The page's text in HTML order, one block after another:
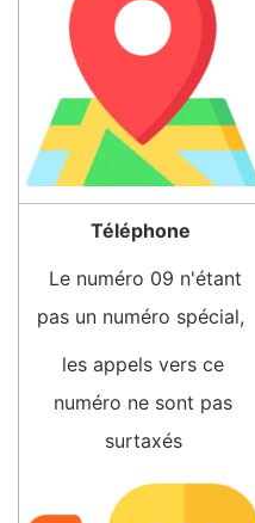
Téléphone
Le numéro 09 n'étant
pas un numéro spécial,
les appels vers ce
numéro ne sont pas
surtaxés